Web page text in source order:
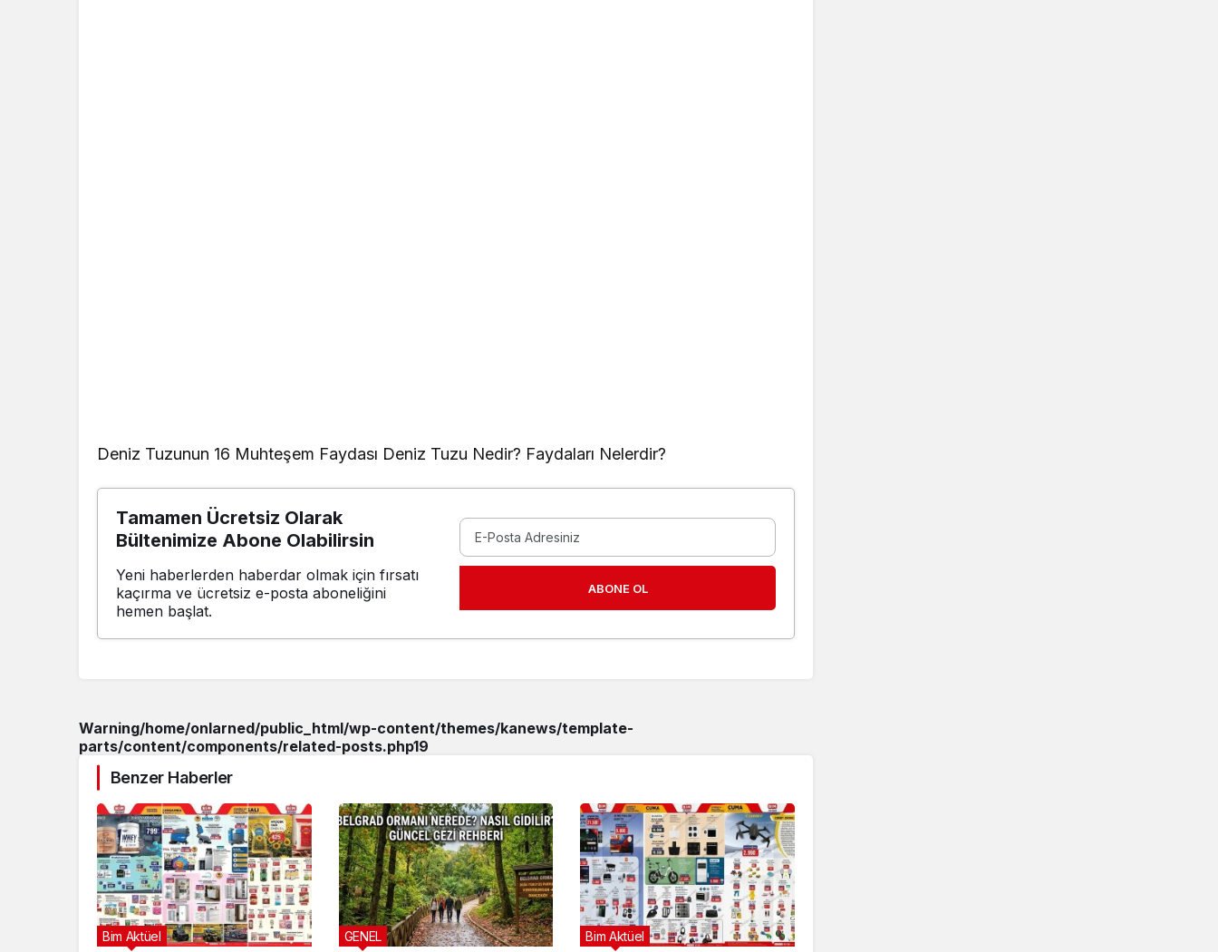
Deniz Tuzunun 16 Muhteşem Faydası Deniz Tuzu Nedir? Faydaları Nelerdir?
Tamamen Ücretsiz Olarak
Bültenimize Abone Olabilirsin
Yeni haberlerden haberdar olmak için fırsatı
kaçırma ve ücretsiz e-posta aboneliğini
hemen başlat.
ABONE OL
Warning/home/onlarned/public_html/wp-content/themes/kanews/template-
parts/content/components/related-posts.php19
Benzer Haberler
Bim Aktüel GENEL Bim Aktüel